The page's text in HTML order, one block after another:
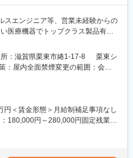
る役割へとステップアップしてい
約社員：1名、技能実習生：11名、
スエンジニア等、営業未経験からの
医療機器でトップクラス製品有／
し、主力製品である「全自動調剤
管理装置」などの、調剤IoT機器を
提案
所：滋賀県栗東市綣1-17-8 栗東シ
：屋内全面禁煙変更の範囲：会社
ク含む）
円＜賃金形態＞月給制補足事項なし
180,000円～280,000円固定残業手